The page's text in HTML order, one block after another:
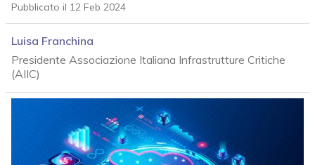
Pubblicato il 12 Feb 2024
Luisa Franchina
Presidente Associazione Italiana Infrastrutture Critiche
(AIIC)